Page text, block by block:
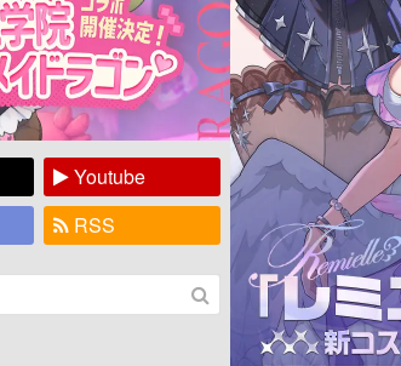
Youtube
RSS